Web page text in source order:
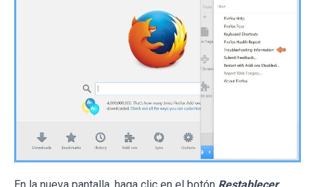
En la nueva pantalla, haga clic en el botón Restablecer